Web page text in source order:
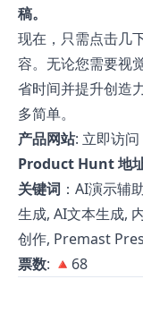
稿。
现在，只需点击几
容。无论您需要视
省时间并提升创造
多简单。
产品网站: 立即访问
Product Hunt 地
关键词 ：AI演示辅
生成, AI文本生成,
创作, Premast
票数: 🔺68